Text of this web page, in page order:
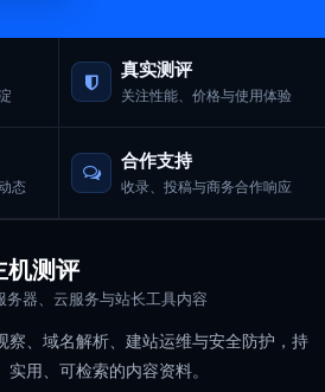
真实测评
关注性能、价格与使用体验
态
合作支持
收录、投稿与商务合作响应
机测评
务器、云服务与站长工具内容
察、域名解析、建站运维与安全防护，持
实用、可检索的内容资料。